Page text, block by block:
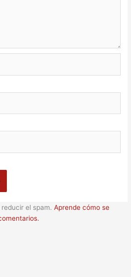
reducir el spam.Aprende cómo se